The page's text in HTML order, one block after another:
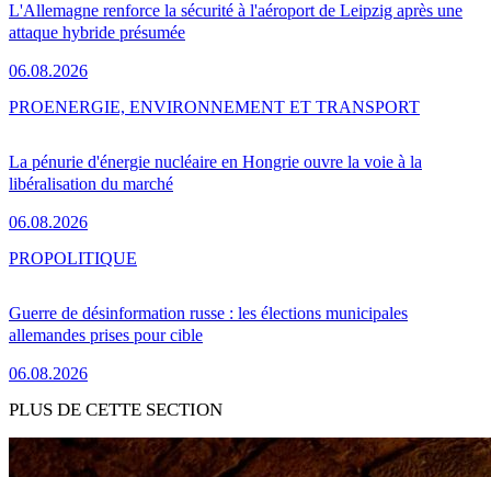
L'Allemagne renforce la sécurité à l'aéroport de Leipzig après une
attaque hybride présumée
06.08.2026
La pénurie d'énergie nucléaire en Hongrie ouvre la voie à la
libéralisation du marché
06.08.2026
PROENERGIE, ENVIRONNEMENT ET TRANSPORT
Guerre de désinformation russe : les élections municipales
allemandes prises pour cible
06.08.2026
PROPOLITIQUE
PLUS DE CETTE SECTION